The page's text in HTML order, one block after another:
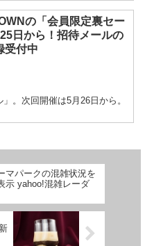
の「会員限定裏セー
日から！招待メールの
受付中
。次回開催は5月26日から。
マパークの混雑状況を
示 yahoo!混雑レーダ